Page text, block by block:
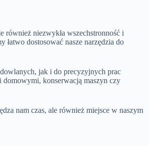
niezwykła wszechstronność i
dostosować nasze narzędzia do
jak i do precyzyjnych prac
konserwacją maszyn czy
nam czas, ale również miejsce w naszym